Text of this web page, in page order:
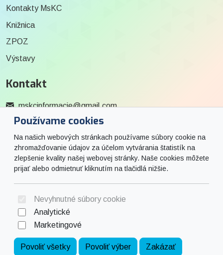
Používame cookies
Na našich webových stránkach používame súbory cookie na
zhromažďovanie údajov za účelom vytvárania štatistík na
zlepšenie kvality našej webovej stránky. Naše cookies môžete
prijať alebo odmietnuť kliknutím na tlačidlá nižšie.
Nevyhnutné súbory cookie
Analytické
Marketingové
Povoliť všetky Povoliť výber Zakázať
Kontakty MsKC
Knižnica
ZPOZ
Výstavy
Kontakt
mskcinformacie@gmail.com
0915 727 244
Social
Facebook
Hosting: - Web: